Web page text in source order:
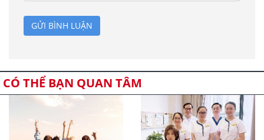
GỬI BÌNH LUẬN
CÓ THỂ BẠN QUAN TÂM